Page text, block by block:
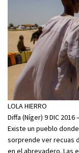
LOLA HIERRO
Diffa (Níger) 9 DIC 2016
Existe un pueblo
sorprende ver recuas
en el abrevadero. Las